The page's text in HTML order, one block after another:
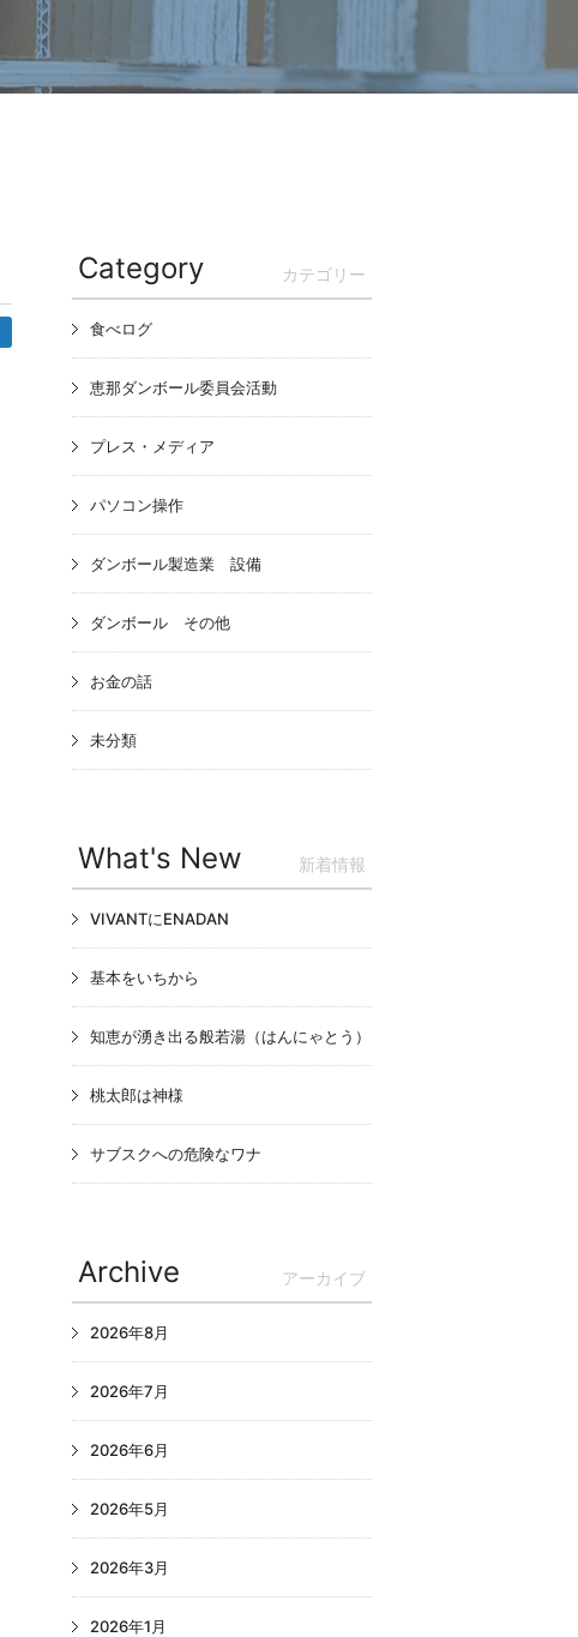
Category カテゴリー
食べログ
恵那ダンボール委員会活動
プレス・メディア
パソコン操作
ダンボール製造業 設備
ダンボール その他
お金の話
未分類
What's New 新着情報
VIVANTにENADAN
基本をいちから
知恵が湧き出る般若湯（はんにゃとう）
桃太郎は神様
サブスクへの危険なワナ
Archive アーカイブ
2026年8月
2026年7月
2026年6月
2026年5月
2026年3月
2026年1月